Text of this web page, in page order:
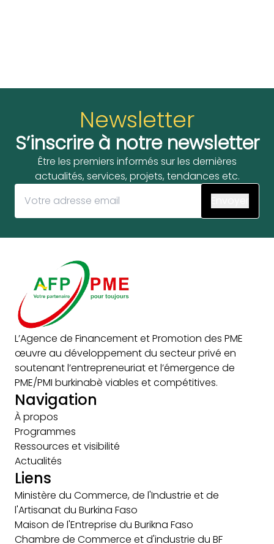
Newsletter
S’inscrire à notre newsletter
Être les premiers informés sur les dernières
actualités, services, projets, tendances etc.
L’Agence de Financement et Promotion des PME
œuvre au développement du secteur privé en
soutenant l’entrepreneuriat et l’émergence de
PME/PMI burkinabè viables et compétitives.
Navigation
À propos
Programmes
Ressources et visibilité
Actualités
Liens
Ministère du Commerce, de l'Industrie et de
l'Artisanat du Burkina Faso
Maison de l'Entreprise du Burikna Faso
Chambre de Commerce et d'industrie du BF